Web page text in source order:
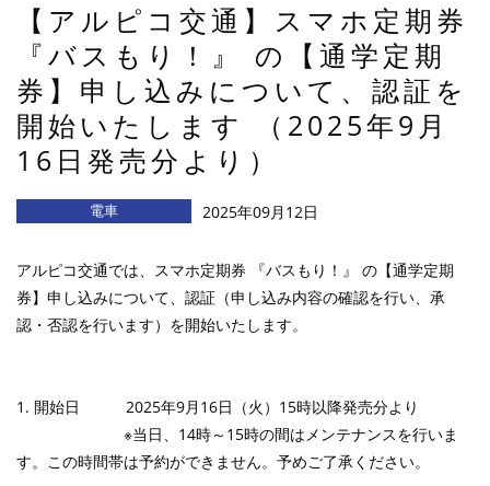
【アルピコ交通】スマホ定期券
『バスもり！』 の【通学定期
券】申し込みについて、認証を
開始いたします （2025年9月
16日発売分より）
電車 2025年09月12日
アルピコ交通では、スマホ定期券 『バスもり！』 の【通学定期
券】申し込みについて、認証（申し込み内容の確認を行い、承
認・否認を行います）を開始いたします。
1. 開始日 2025年9月16日（火）15時以降発売分より
※当日、14時～15時の間はメンテナンスを行いま
す。この時間帯は予約ができません。予めご了承ください。